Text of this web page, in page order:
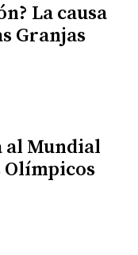
La causa
Granjas
al Mundial
Olímpicos